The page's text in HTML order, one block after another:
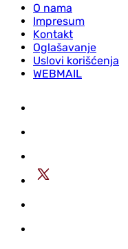
O nama
Impresum
Kontakt
Oglašavanje
Uslovi korišćenja
WEBMAIL